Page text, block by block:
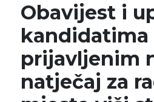
Obavijest i
kandidatima
prijavljenim
natječaj za